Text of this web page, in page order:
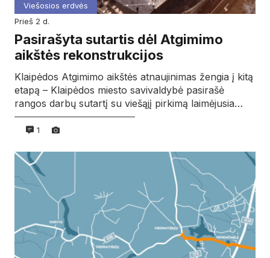
Viešosios erdvės
prieš 2 d.
Pasirašyta sutartis dėl Atgimimo
aikštės rekonstrukcijos
Klaipėdos Atgimimo aikštės atnaujinimas žengia į kitą
etapą – Klaipėdos miesto savivaldybė pasirašė
rangos darbų sutartį su viešąjį pirkimą laimėjusia…
1